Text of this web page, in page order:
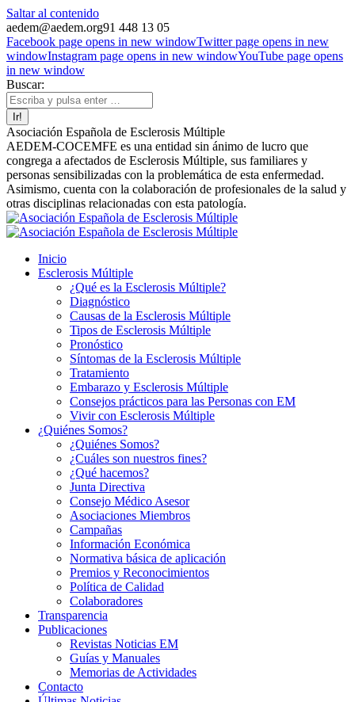
Saltar al contenido
aedem@aedem.org91 448 13 05
Facebook page opens in new windowTwitter page opens in new
windowInstagram page opens in new windowYouTube page opens
in new window
Buscar:
Asociación Española de Esclerosis Múltiple
AEDEM-COCEMFE es una entidad sin ánimo de lucro que
congrega a afectados de Esclerosis Múltiple, sus familiares y
personas sensibilizadas con la problemática de esta enfermedad.
Asimismo, cuenta con la colaboración de profesionales de la salud y
otras disciplinas relacionadas con esta patología.
Inicio
Esclerosis Múltiple
¿Qué es la Esclerosis Múltiple?
Diagnóstico
Causas de la Esclerosis Múltiple
Tipos de Esclerosis Múltiple
Pronóstico
Síntomas de la Esclerosis Múltiple
Tratamiento
Embarazo y Esclerosis Múltiple
Consejos prácticos para las Personas con EM
Vivir con Esclerosis Múltiple
¿Quiénes Somos?
¿Quiénes Somos?
¿Cuáles son nuestros fines?
¿Qué hacemos?
Junta Directiva
Consejo Médico Asesor
Asociaciones Miembros
Campañas
Información Económica
Normativa básica de aplicación
Premios y Reconocimientos
Política de Calidad
Colaboradores
Transparencia
Publicaciones
Revistas Noticias EM
Guías y Manuales
Memorias de Actividades
Contacto